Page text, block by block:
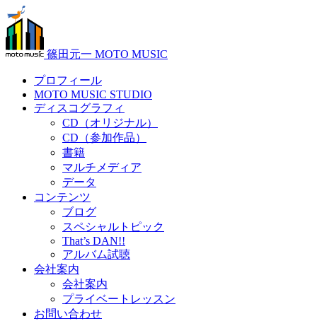
篠田元一 MOTO MUSIC
プロフィール
MOTO MUSIC STUDIO
ディスコグラフィ
CD（オリジナル）
CD（参加作品）
書籍
マルチメディア
データ
コンテンツ
ブログ
スペシャルトピック
That’s DAN!!
アルバム試聴
会社案内
会社案内
プライベートレッスン
お問い合わせ